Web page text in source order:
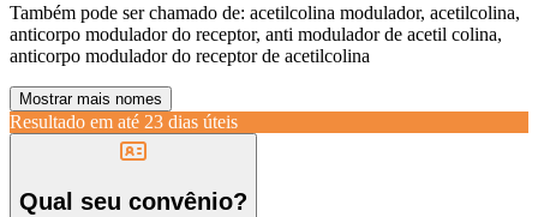
Também pode ser chamado de: acetilcolina modulador, acetilcolina,
anticorpo modulador do receptor, anti modulador de acetil colina,
anticorpo modulador do receptor de acetilcolina
Mostrar mais nomes
Resultado em até 23 dias úteis
Qual seu convênio?